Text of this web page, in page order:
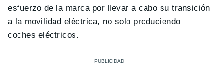
esfuerzo de la marca por llevar a cabo su transición
a la movilidad eléctrica, no solo produciendo
coches eléctricos.